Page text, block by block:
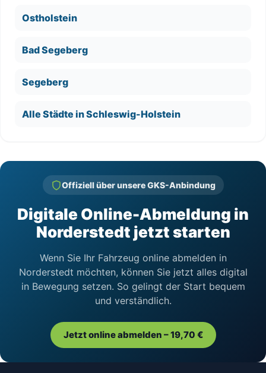
Ostholstein
Bad Segeberg
Segeberg
Alle Städte in Schleswig-Holstein
Offiziell über unsere GKS-Anbindung
Digitale Online-Abmeldung in
Norderstedt jetzt starten
Wenn Sie Ihr Fahrzeug online abmelden in
Norderstedt möchten, können Sie jetzt alles digital
in Bewegung setzen. So gelingt der Start bequem
und verständlich.
Jetzt online abmelden – 19,70 €